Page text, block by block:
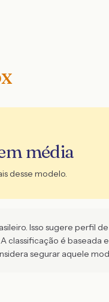
média
desse modelo.
Isso sugere perfil
A classificação é baseada
segurar aquele